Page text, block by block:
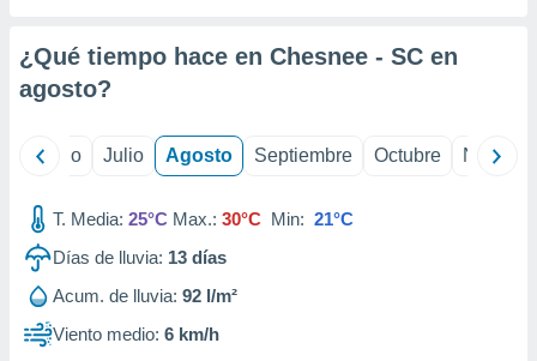
e
mediante
publicidad
publicidad
de
1199
¿Qué tiempo hace en Chesnee - SC en
agosto?
Junio Julio Agosto Septiembre Octubre
T. Media: 25°C Max.: 30°C Min: 21°C
Días de lluvia: 13 días
Acum. de lluvia: 92 l/m²
Viento medio: 6 km/h